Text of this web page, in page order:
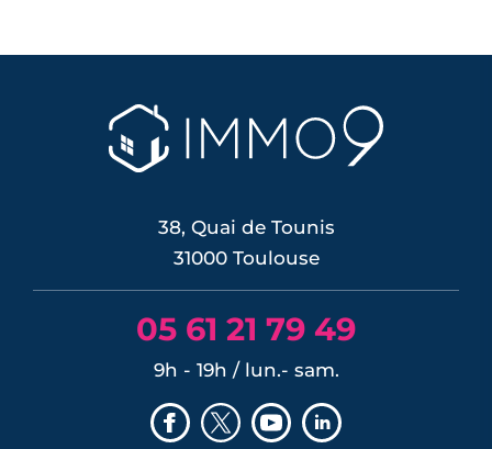
38, Quai de Tounis
31000 Toulouse
05 61 21 79 49
9h - 19h / lun.- sam.